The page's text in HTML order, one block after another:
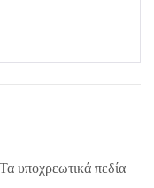
Τα υποχρεωτικά πεδία